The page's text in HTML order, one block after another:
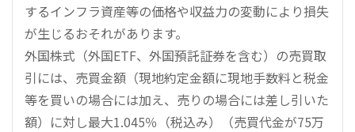
するインフラ資産等の価格や収益力の変動により損失
が生じるおそれがあります。
外国株式（外国ETF、外国預託証券を含む）の売買取
引には、売買金額（現地約定金額に現地手数料と税金
等を買いの場合には加え、売りの場合には差し引いた
額）に対し最大1.045％（税込み）（売買代金が75万